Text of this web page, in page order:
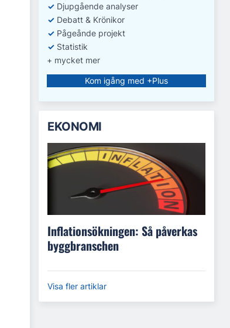
✓ Djupgående analyser
✓ Debatt & Krönikor
✓ Pågeånde projekt
✓ Statistik
+ mycket mer
Kom igång med +Plus
EKONOMI
Inflationsökningen: Så påverkas
byggbranschen
Visa fler artiklar